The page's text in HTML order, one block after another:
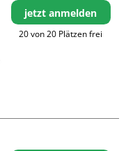
jetzt anmelden
20 von 20 Plätzen frei